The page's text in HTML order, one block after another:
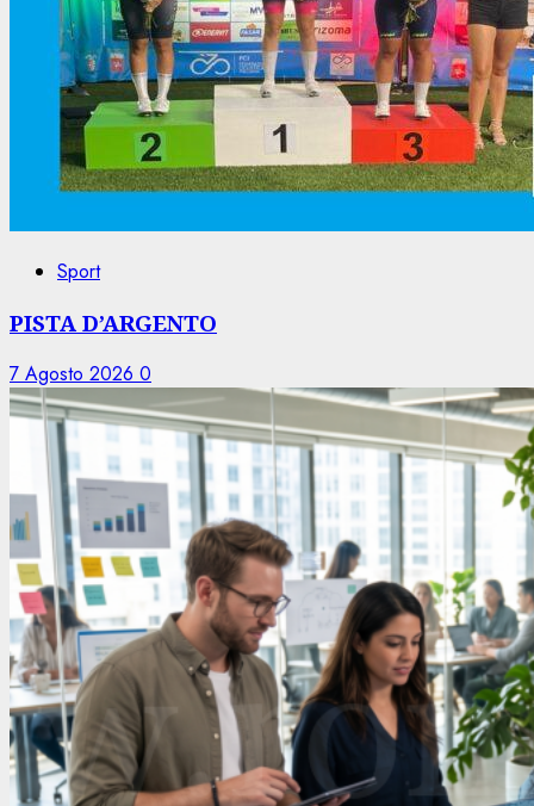
Sport
PISTA D’ARGENTO
7 Agosto 2026 0